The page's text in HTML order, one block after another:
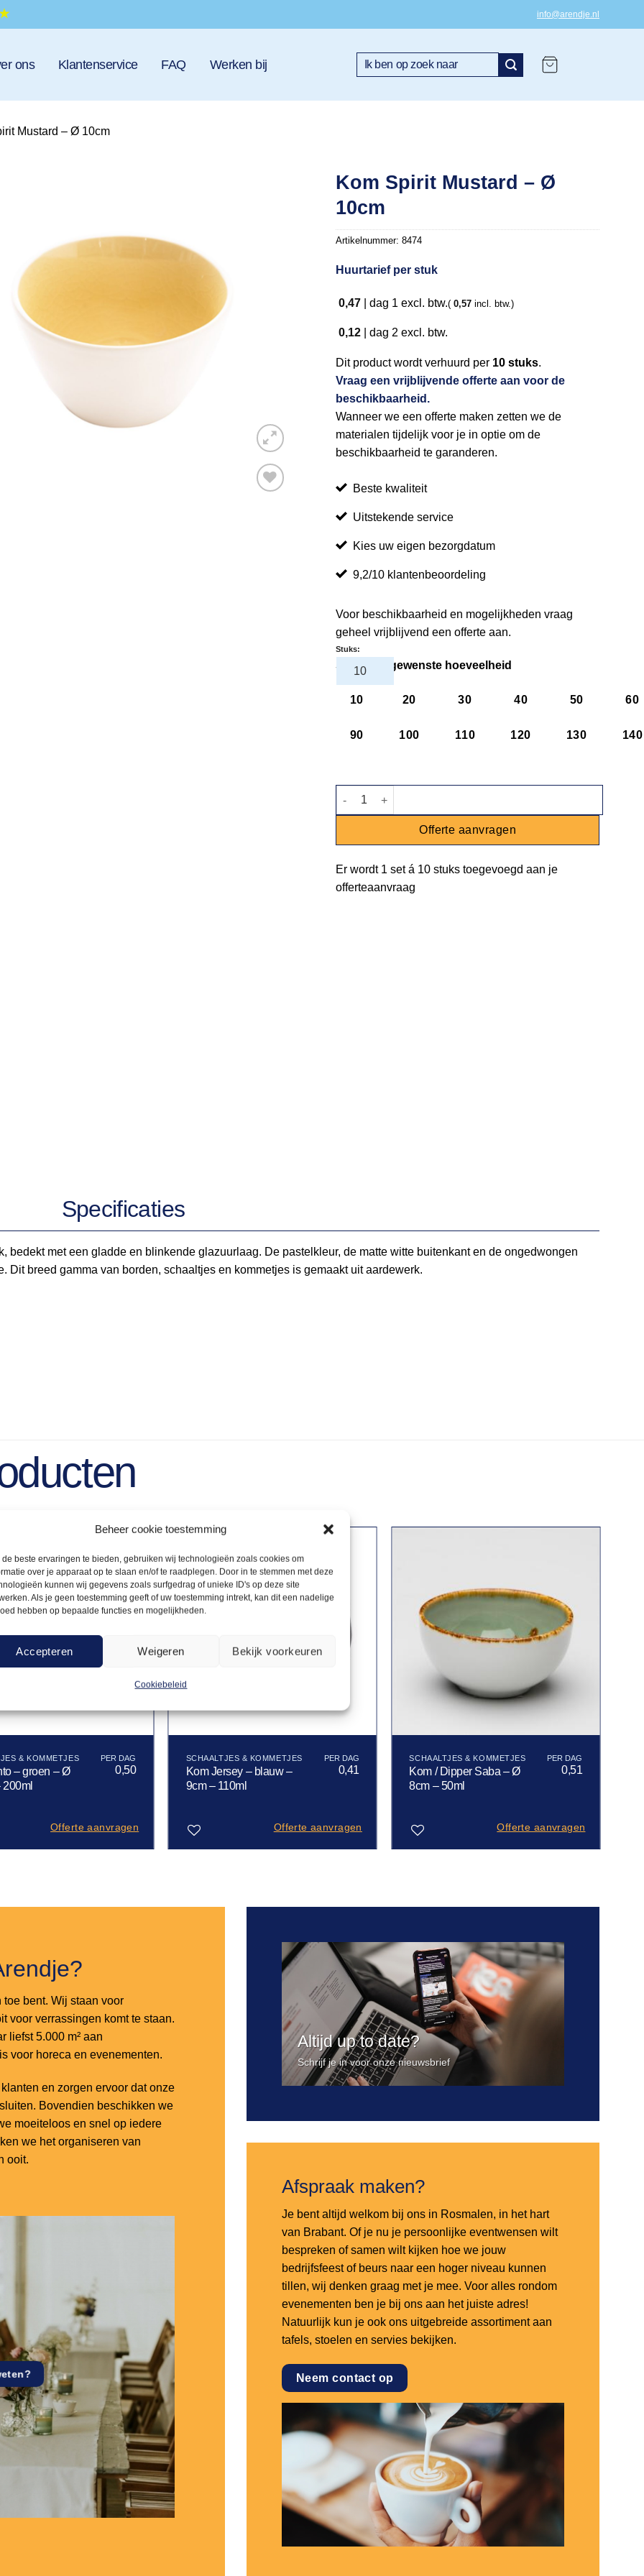
Beheer cookie toestemming
de beste ervaringen te bieden, gebruiken wij technologieën zoals cookies om
over je apparaat op te slaan en/of te raadplegen. Door in te stemmen met deze
kunnen wij gegevens zoals surfgedrag of unieke ID's op deze site
Als je geen toestemming geeft of uw toestemming intrekt, kan dit een nadelige
hebben op bepaalde functies en mogelijkheden.
Accepteren Weigeren Bekijk voorkeuren
Cookiebeleid
info@arendje.nl
ons Klantenservice FAQ Werken bij
Zoeken
Mustard – Ø 10cm
Kom Spirit Mustard – Ø
10cm
Artikelnummer:8474
Huurtarief per stuk
0,47 |dag 1 excl. btw.( 0,57 incl. btw.)
0,12 |dag 2 excl. btw.
Dit product wordt verhuurd per 10 stuks.
Vraag een vrijblijvende offerte aan voor de
beschikbaarheid.
Wanneer we een offerte maken zetten we de
materialen tijdelijk voor je in optie om de
beschikbaarheid te garanderen.
Beste kwaliteit
Uitstekende service
Kies uw eigen bezorgdatum
9,2/10 klantenbeoordeling
Voor beschikbaarheid en mogelijkheden vraag
geheel vrijblijvend een offerte aan.
Selecteer gewenste hoeveelheid
10 20 30 40 50 60
90 100 110 120 130 140
Stuks:
Kom Spirit Mustard - Ø 10cm aantal
Offerte aanvragen
Er wordt 1 setá 10 stuks toegevoegd aan je
offerteaanvraag
Specificaties
bedekt met een gladde en blinkende glazuurlaag. De pastelkleur, de matte witte buitenkant en de ongedwongen
Dit breed gamma van borden, schaaltjes en kommetjes is gemaakt uit aardewerk.
& KOMMETJES
– groen – Ø
200ml
0,50
Offerte aanvragen
SCHAALTJES & KOMMETJES
Kom Jersey – blauw –
9cm – 110ml
0,41
Offerte aanvragen
SCHAALTJES & KOMMETJES
Kom / Dipper Saba – Ø
8cm – 50ml
0,51
Offerte aanvragen
bent. Wij staan voor
voor verrassingen komt te staan.
liefst 5.000 m² aan
voor horeca en evenementen.
en zorgen ervoor dat onze
Bovendien beschikken we
moeiteloos en snel op iedere
we het organiseren van
ooit.
Altijd up to date?
Schrijf je in voor onze nieuwsbrief
Afspraak maken?
Je bent altijd welkom bij ons in Rosmalen, in het hart
van Brabant. Of je nu je persoonlijke eventwensen wilt
bespreken of samen wilt kijken hoe we jouw
bedrijfsfeest of beurs naar een hoger niveau kunnen
tillen, wij denken graag met je mee. Voor alles rondom
evenementen ben je bij ons aan het juiste adres!
Natuurlijk kun je ook ons uitgebreide assortiment aan
tafels, stoelen en servies bekijken.
Neem contact op